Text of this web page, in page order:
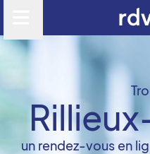
un rendez-vous en